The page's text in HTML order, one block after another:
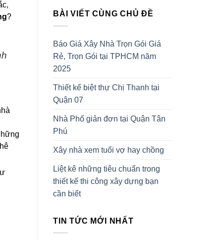
? BÀI VIẾT CÙNG CHỦ ĐỀ
Báo Giá Xây Nhà Trọn Gói Giá
Rẻ, Trọn Gói tại TPHCM năm
2025
Thiết kế biệt thự Chị Thanh tại
Quận 07
Nhà Phố giản đơn tại Quận Tân
Phú
Xây nhà xem tuổi vợ hay chồng
Liệt kê những tiêu chuẩn trong
thiết kế thi công xây dựng bạn
cần biết
TIN TỨC MỚI NHẤT